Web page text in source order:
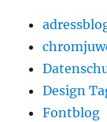
Design
Fontblog